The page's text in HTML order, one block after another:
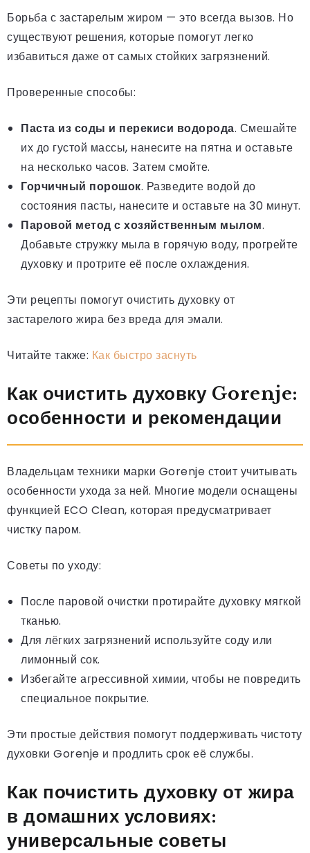
Борьба с застарелым жиром — это всегда вызов. Но
существуют решения, которые помогут легко
избавиться даже от самых стойких загрязнений.
Проверенные способы:
Паста из соды и перекиси водорода. Смешайте
их до густой массы, нанесите на пятна и оставьте
на несколько часов. Затем смойте.
Горчичный порошок. Разведите водой до
состояния пасты, нанесите и оставьте на 30 минут.
Паровой метод с хозяйственным мылом.
Добавьте стружку мыла в горячую воду, прогрейте
духовку и протрите её после охлаждения.
Эти рецепты помогут очистить духовку от
застарелого жира без вреда для эмали.
Читайте также: Как быстро заснуть
Как очистить духовку Gorenje:
особенности и рекомендации
Владельцам техники марки Gorenje стоит учитывать
особенности ухода за ней. Многие модели оснащены
функцией ECO Clean, которая предусматривает
чистку паром.
Советы по уходу:
После паровой очистки протирайте духовку мягкой
тканью.
Для лёгких загрязнений используйте соду или
лимонный сок.
Избегайте агрессивной химии, чтобы не повредить
специальное покрытие.
Эти простые действия помогут поддерживать чистоту
духовки Gorenje и продлить срок её службы.
Как почистить духовку от жира
в домашних условиях:
универсальные советы